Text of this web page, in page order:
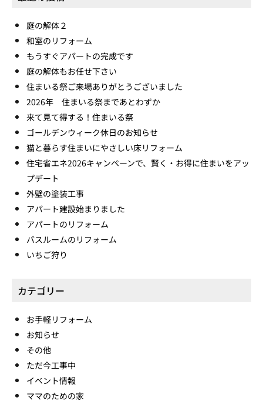
庭の解体２
和室のリフォーム
もうすぐアパートの完成です
庭の解体もお任せ下さい
住まいる祭ご来場ありがとうございました
2026年 住まいる祭まであとわずか
来て見て得する！住まいる祭
ゴールデンウィーク休日のお知らせ
猫と暮らす住まいにやさしい床リフォーム
住宅省エネ2026キャンペーンで、賢く・お得に住まいをアッ
プデート
外壁の塗装工事
アパート建設始まりました
アパートのリフォーム
バスルームのリフォーム
いちご狩り
カテゴリー
お手軽リフォーム
お知らせ
その他
ただ今工事中
イベント情報
ママのための家